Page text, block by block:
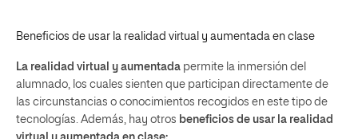
Beneficios de usar la realidad virtual y aumentada en clase
La realidad virtual y aumentada permite la inmersión del
alumnado, los cuales sienten que participan directamente de
las circunstancias o conocimientos recogidos en este tipo de
tecnologías. Además, hay otros beneficios de usar la realidad